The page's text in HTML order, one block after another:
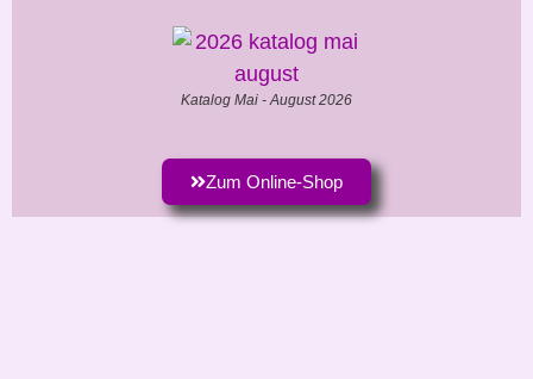
Katalog Mai - August 2026
Zum Online-Shop